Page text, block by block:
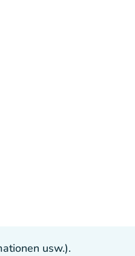
usw.).